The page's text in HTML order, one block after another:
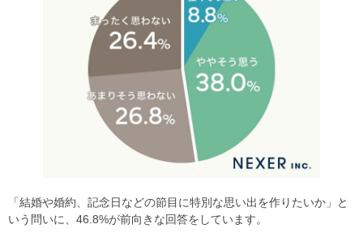
「結婚や婚約、記念日などの節目に特別な思い出を作りたいか」と
いう問いに、46.8%が前向きな回答をしています。